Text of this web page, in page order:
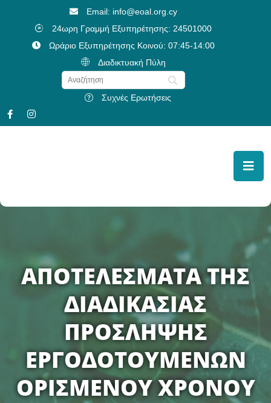
Email: info@eoal.org.cy
24ωρη Γραμμή Εξυπηρέτησης: 24501000
Ωράριο Εξυπηρέτησης Κοινού: 07:45-14:00
Διαδικτυακή Πύλη
Συχνές Ερωτήσεις
ΑΠΟΤΕΛΕΣΜΑΤΑ ΤΗΣ
ΔΙΑΔΙΚΑΣΙΑΣ
ΠΡΟΣΛΗΨΗΣ
ΕΡΓΟΔΟΤΟΥΜΕΝΩΝ
ΟΡΙΣΜΕΝΟΥ ΧΡΟΝΟΥ